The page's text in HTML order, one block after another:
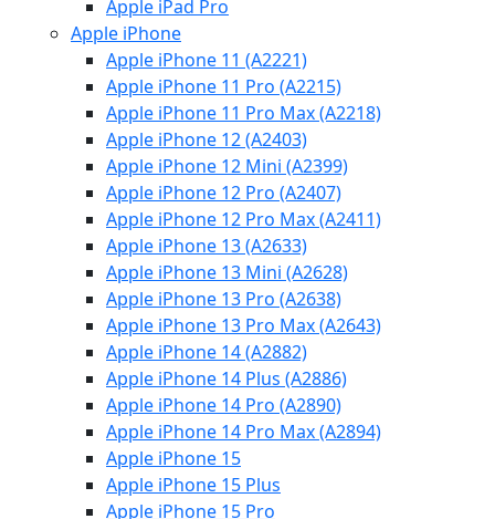
Apple iPad Pro
Apple iPhone
Apple iPhone 11 (A2221)
Apple iPhone 11 Pro (A2215)
Apple iPhone 11 Pro Max (A2218)
Apple iPhone 12 (A2403)
Apple iPhone 12 Mini (A2399)
Apple iPhone 12 Pro (A2407)
Apple iPhone 12 Pro Max (A2411)
Apple iPhone 13 (A2633)
Apple iPhone 13 Mini (A2628)
Apple iPhone 13 Pro (A2638)
Apple iPhone 13 Pro Max (A2643)
Apple iPhone 14 (A2882)
Apple iPhone 14 Plus (A2886)
Apple iPhone 14 Pro (A2890)
Apple iPhone 14 Pro Max (A2894)
Apple iPhone 15
Apple iPhone 15 Plus
Apple iPhone 15 Pro